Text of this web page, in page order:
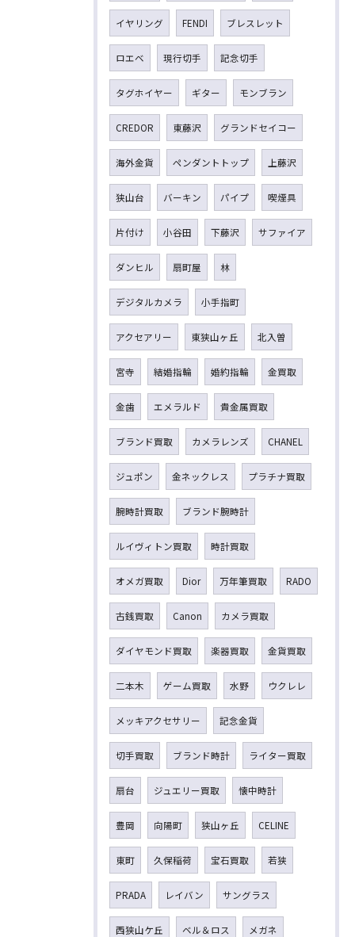
イヤリング FENDI ブレスレット
ロエベ 現行切手 記念切手
タグホイヤー ギター モンブラン
CREDOR 東藤沢 グランドセイコー
海外金貨 ペンダントトップ 上藤沢
狭山台 バーキン パイプ 喫煙具
片付け 小谷田 下藤沢 サファイア
ダンヒル 扇町屋 林
デジタルカメラ 小手指町
アクセアリー 東狭山ヶ丘 北入曽
宮寺 結婚指輪 婚約指輪 金買取
金歯 エメラルド 貴金属買取
ブランド買取 カメラレンズ CHANEL
ジュポン 金ネックレス プラチナ買取
腕時計買取 ブランド腕時計
ルイヴィトン買取 時計買取
オメガ買取 Dior 万年筆買取 RADO
古銭買取 Canon カメラ買取
ダイヤモンド買取 楽器買取 金貨買取
二本木 ゲーム買取 水野 ウクレレ
メッキアクセサリー 記念金貨
切手買取 ブランド時計 ライター買取
扇台 ジュエリー買取 懐中時計
豊岡 向陽町 狭山ヶ丘 CELINE
東町 久保稲荷 宝石買取 若狭
PRADA レイバン サングラス
西狭山ケ丘 ベル＆ロス メガネ